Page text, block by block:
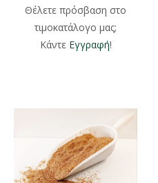
1000gr
Θέλετε πρόσβαση στο
τιμοκατάλογο μας;
Κάντε Εγγραφή!